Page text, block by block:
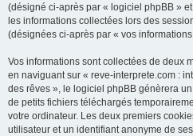
(désigné ci-après par « logiciel phpBB »
les informations collectées lors des
(désignées ci-après par « vos
Vos informations sont collectées de deux
en naviguant sur « reve-interprete.com :
des rêves », le logiciel phpBB génèrera
de petits fichiers téléchargés
votre ordinateur. Les deux premiers
utilisateur et un identifiant anonyme de